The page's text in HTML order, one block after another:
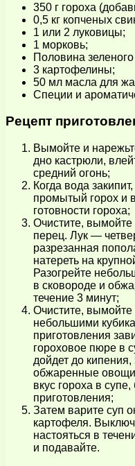
350 г гороха
0,5 кг копченых
1 или 2 луковицы;
1 морковь;
Половина
3 картофелины;
50 мл масла для
Специи и
Рецепт
Вымойте и
дно кастрюли,
средний огонь;
Когда вода
промытый горох и
готовности гороха;
Очистите, вымойте
перец. Лук —
разрезанная
натереть на
Разогрейте
в сковороде и
течение 3 минут;
Очистите, вымойте
небольшими
приготовления
гороховое пюре в
дойдет до
обжаренные
вкус гороха в
приготовления;
Затем варите суп
картофеля.
настояться в
и подавайте.